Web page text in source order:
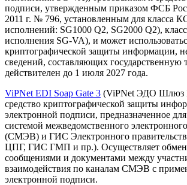
подписи, утвержденным приказом ФСБ
2011 г. № 796, установленным для класса
исполнений: SG1000 Q2, SG2000 Q2),
исполнения SG-VA), и может
криптографической защиты информации,
сведений, составляющих государственную
действителен до 1 июля 2027 года.
ViPNet EDI Soap Gate 3 (ViPNet ЭДО Шлюз
средство криптографической защиты
электронной подписи, предназначенное
системой межведомственного
(СМЭВ) и ГИС Электронного
ЦПГ, ГИС ГМП и пр.). Осуществляет обмен
сообщениями и документами между
взаимодействия по каналам СМЭВ с
электронной подписи.